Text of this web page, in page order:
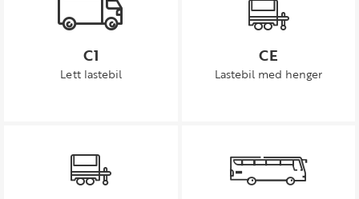
C1
Lett lastebil
CE
Lastebil med henger